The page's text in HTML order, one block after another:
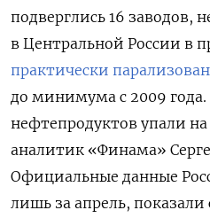
подверглись 16 заводов,
в Центральной России в
практически
до минимума с 2009
нефтепродуктов упали
аналитик «Финама»
Официальные данные
лишь за апрель,